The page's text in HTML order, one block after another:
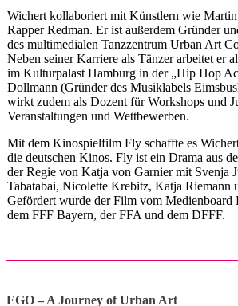
Wichert kollaboriert mit Künstlern wie
Rapper Redman. Er ist außerdem Gründer
des multimedialen Tanzzentrum Urban Art
Neben seiner Karriere als Tänzer arbeitet er
im Kulturpalast Hamburg in der „Hip Hop
Dollmann (Gründer des Musiklabels
wirkt zudem als Dozent für Workshops und
Veranstaltungen und Wettbewerben.
Mit dem Kinospielfilm Fly schaffte es
die deutschen Kinos. Fly ist ein Drama aus
der Regie von Katja von Garnier mit Svenja
Tabatabai, Nicolette Krebitz, Katja Riemann
Gefördert wurde der Film vom Medienboard
dem FFF Bayern, der FFA und dem DFFF.
EGO – A Journey of Urban Art